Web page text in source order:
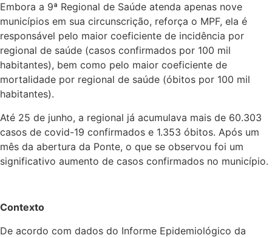
Embora a 9ª Regional de Saúde atenda apenas nove
municípios em sua circunscrição, reforça o MPF, ela é
responsável pelo maior coeficiente de incidência por
regional de saúde (casos confirmados por 100 mil
habitantes), bem como pelo maior coeficiente de
mortalidade por regional de saúde (óbitos por 100 mil
habitantes).
Até 25 de junho, a regional já acumulava mais de 60.303
casos de covid-19 confirmados e 1.353 óbitos. Após um
mês da abertura da Ponte, o que se observou foi um
significativo aumento de casos confirmados no município.
Contexto
De acordo com dados do Informe Epidemiológico da